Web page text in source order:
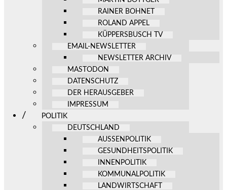
RAINER BOHNET
ROLAND APPEL
KÜPPERSBUSCH TV
EMAIL-NEWSLETTER
NEWSLETTER ARCHIV
MASTODON
DATENSCHUTZ
DER HERAUSGEBER
IMPRESSUM
POLITIK
DEUTSCHLAND
AUSSENPOLITIK
GESUNDHEITSPOLITIK
INNENPOLITIK
KOMMUNALPOLITIK
LANDWIRTSCHAFT